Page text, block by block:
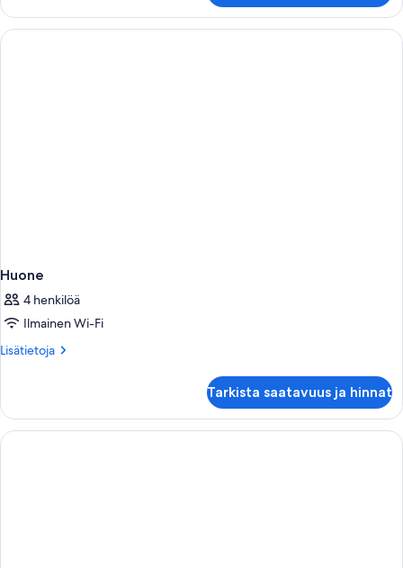
Huone
4 henkilöä
Ilmainen Wi-Fi
Lisätietoja
Lisätietoja
Tarkista saatavuus ja hinnat